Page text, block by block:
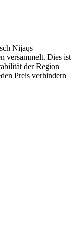
Nijaqs
versammelt. Dies ist
der Region
Preis verhindern